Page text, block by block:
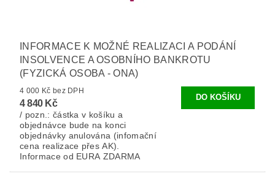
INFORMACE K MOŽNÉ REALIZACI A PODÁNÍ
INSOLVENCE A OSOBNÍHO BANKROTU
(FYZICKÁ OSOBA - ONA)
4 000 Kč bez DPH
4 840 Kč
/ pozn.: částka v košíku a
objednávce bude na konci
objednávky anulována (infomační
cena realizace přes AK).
Informace od EURA ZDARMA